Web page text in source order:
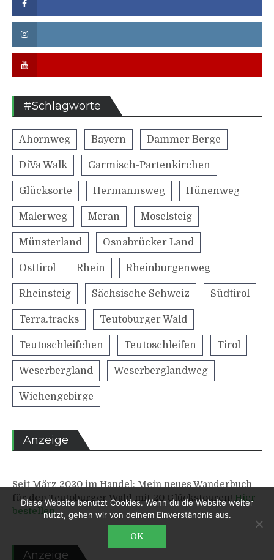
#Schlagworte
Ahornweg Bayern Dammer Berge
DiVa Walk Garmisch-Partenkirchen
Glücksorte Hermannsweg Hünenweg
Malerweg Meran Moselsteig
Münsterland Osnabrücker Land
Osttirol Rhein Rheinburgenweg
Rheinsteig Sächsische Schweiz Südtirol
Terra.tracks Teutoburger Wald
Teutoschleifchen Teutoschleifen Tirol
Weserbergland Weserberglandweg
Wiehengebirge
Anzeige
Seit März 2020 im Handel: Mein neues Wanderbuch
für den Teutoburger Wald mit 20 Glückstouren! Hier
bestellen
Anzeige
Diese Website benutzt Cookies. Wenn du die Website weiter
nutzt, gehen wir von deinem Einverständnis aus.
OK